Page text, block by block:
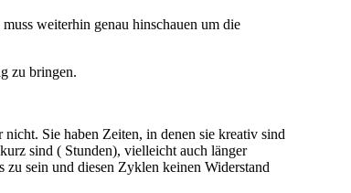
weiterhin genau hinschauen um die
zu bringen.
Sie haben Zeiten, in denen sie kreativ sind
sind ( Stunden), vielleicht auch länger
sein und diesen Zyklen keinen Widerstand